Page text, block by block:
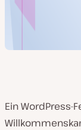
Ein WordPress-